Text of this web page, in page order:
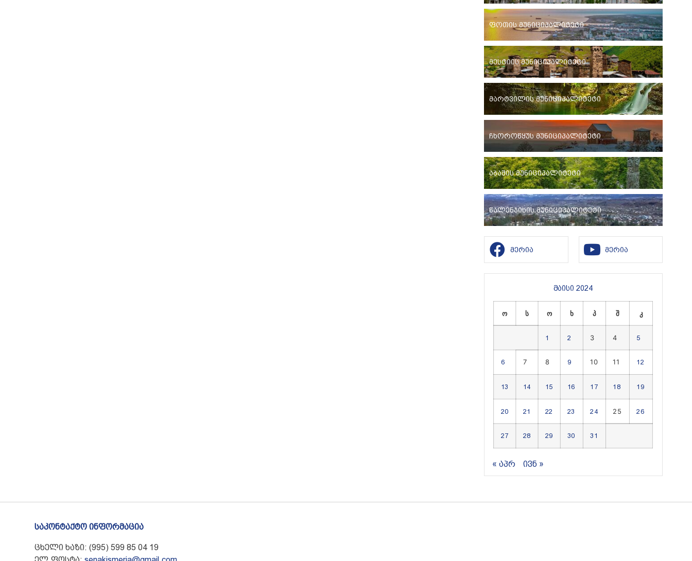
ფოთის მუნიციპალიტეტი
მესტიის მუნიციპალიტეტი
მარტვილის მუნიციპალიტეტი
ჩხოროწყუს მუნიციპალიტეტი
აბაშის მუნიციპალიტეტი
წალენჯიხის მუნიციპალიტეტი
მერია მერია
მაისი 2024
ო ს ო ხ პ შ კ
1 2 3 4 5
6 7 8 9 10 11 12
13 14 15 16 17 18 19
20 21 22 23 24 25 26
27 28 29 30 31
« აპრ ივნ »
საკონტაქტო ინფორმაცია
ცხელი ხაზი: (995) 599 85 04 19